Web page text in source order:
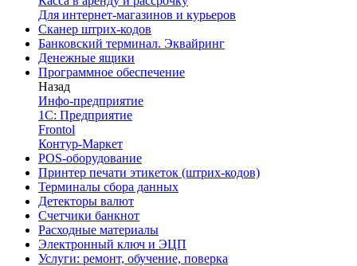
Для интернет-магазинов и курьеров
Сканер штрих-кодов
Банковский терминал. Эквайринг
Денежные ящики
Программное обеспечение
Назад
Инфо-предприятие
1С: Предприятие
Frontol
Контур-Маркет
POS-оборудование
Принтер печати этикеток (штрих-кодов)
Терминалы сбора данных
Детекторы валют
Счетчики банкнот
Расходные материалы
Электронный ключ и ЭЦП
Услуги: ремонт, обучение, поверка